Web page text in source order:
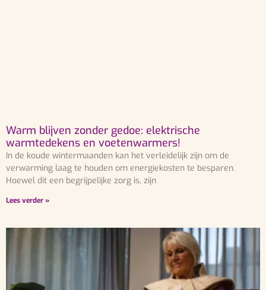
Warm blijven zonder gedoe: elektrische
warmtedekens en voetenwarmers!
In de koude wintermaanden kan het verleidelijk zijn om de
verwarming laag te houden om energiekosten te besparen.
Hoewel dit een begrijpelijke zorg is, zijn
Lees verder »